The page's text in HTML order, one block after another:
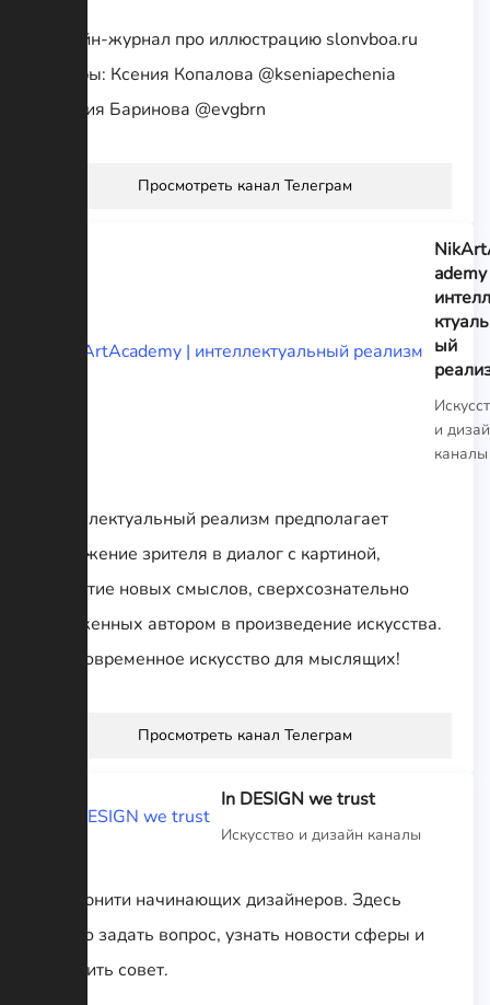
Онлайн-журнал про иллюстрацию slonvboa.ru
Авторы: Ксения Копалова @kseniapechenia
Евгения Баринова @evgbrn
Просмотреть канал Телеграм
ый
и
каналы
Интеллектуальный реализм предполагает
погружение зрителя в диалог с картиной,
открытие новых смыслов, сверхсознательно
заложенных автором в произведение искусства.
P.S. Современное искусство для мыслящих!
Просмотреть канал Телеграм
In DESIGN we trust
Искусство и дизайн каналы
Комьюнити начинающих дизайнеров. Здесь
можно задать вопрос, узнать новости сферы и
получить совет.